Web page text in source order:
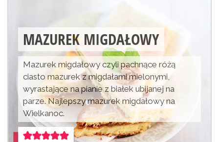
MAZUREK MIGDAŁOWY
Mazurek migdałowy czyli pachnące różą
ciasto mazurek z migdałami mielonymi,
wyrastające na pianie z białek ubijanej na
parze. Najlepszy mazurek migdałowy na
Wielkanoc.